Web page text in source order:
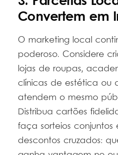
Convertem em
O marketing local
poderoso. Considere
lojas de roupas,
clínicas de estética ou
atendem o mesmo
Distribua cartões
faça sorteios conjuntos
descontos cruzados: